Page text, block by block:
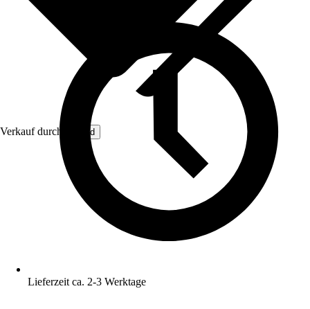
Verkauf durch: Lefeld
Lieferzeit ca. 2-3 Werktage